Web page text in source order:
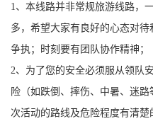
1、本线路并非常规旅游线路，
多，希望大家有良好的心态对
争执；时刻要有团队协作精神；
2、为了您的安全必须服从领队
险（如跌倒、摔伤、中暑、迷
次活动的路线及危险程度有清